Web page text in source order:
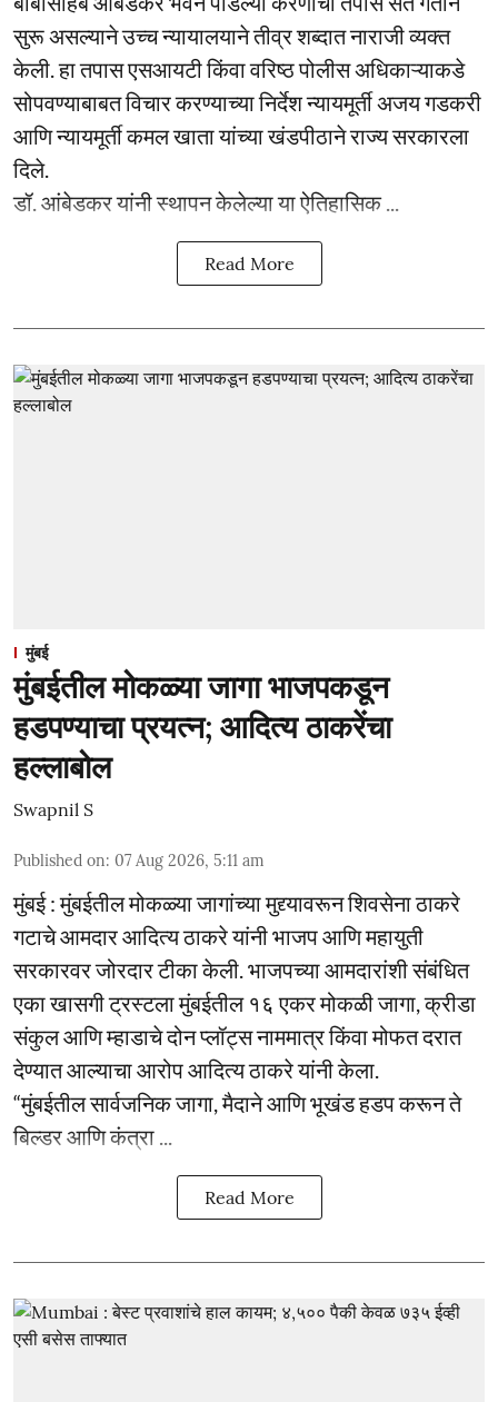
सुरू असल्याने उच्च न्यायालयाने तीव्र शब्दात नाराजी व्यक्त
केली. हा तपास एसआयटी किंवा वरिष्ठ पोलीस अधिकाऱ्याकडे
सोपवण्याबाबत विचार करण्याच्या निर्देश न्यायमूर्ती अजय गडकरी
आणि न्यायमूर्ती कमल खाता यांच्या खंडपीठाने राज्य सरकारला
दिले.
डॉ. आंबेडकर यांनी स्थापन केलेल्या या ऐतिहासिक ...
Read More
मुंबई
मुंबईतील मोकळ्या जागा भाजपकडून
हडपण्याचा प्रयत्न; आदित्य ठाकरेंचा
हल्लाबोल
Swapnil S
Published on: 07 Aug 2026, 5:11 am
मुंबई : मुंबईतील मोकळ्या जागांच्या मुद्द्यावरून शिवसेना ठाकरे
गटाचे आमदार आदित्य ठाकरे यांनी भाजप आणि महायुती
सरकारवर जोरदार टीका केली. भाजपच्या आमदारांशी संबंधित
एका खासगी ट्रस्टला मुंबईतील १६ एकर मोकळी जागा, क्रीडा
संकुल आणि म्हाडाचे दोन प्लॉट्स नाममात्र किंवा मोफत दरात
देण्यात आल्याचा आरोप आदित्य ठाकरे यांनी केला.
“मुंबईतील सार्वजनिक जागा, मैदाने आणि भूखंड हडप करून ते
बिल्डर आणि कंत्रा ...
Read More